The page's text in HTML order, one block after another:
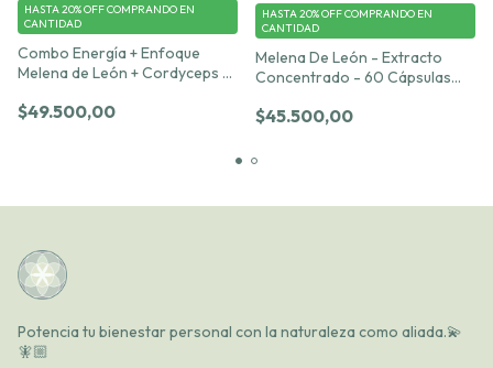
Combo Energía + Enfoque
Melena de León + Cordyceps –
$49.500,00
HASTA 20% OFFCOMPRANDO EN
CANTIDAD
Melena De León - Extracto
Concentrado - 60 Cápsulas
$45.500,00
HASTA 20% OFFCOMPRANDO EN
CANTIDAD
Potencia tu bienestar personal con la naturaleza como aliada.💫
🧚🏼